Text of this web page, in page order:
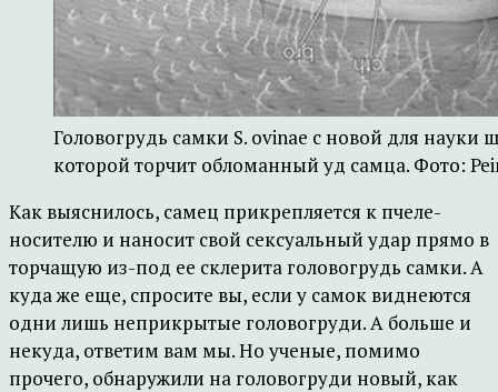
Головогрудь самки S. ovinae с новой для
которой торчит обломанный уд самца. Фото:
Как выяснилось, самец прикрепляется к пчеле-
носителю и наносит свой сексуальный удар прямо в
торчащую из-под ее склерита головогрудь самки. А
куда же еще, спросите вы, если у самок виднеются
одни лишь неприкрытые головогруди. А больше и
некуда, ответим вам мы. Но ученые, помимо
прочего, обнаружили на головогруди новый, как